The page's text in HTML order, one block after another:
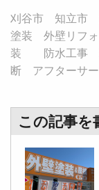
刈谷市 知立市
塗装 外壁リフ
装 防水工事
断 アフターサ
この記事を